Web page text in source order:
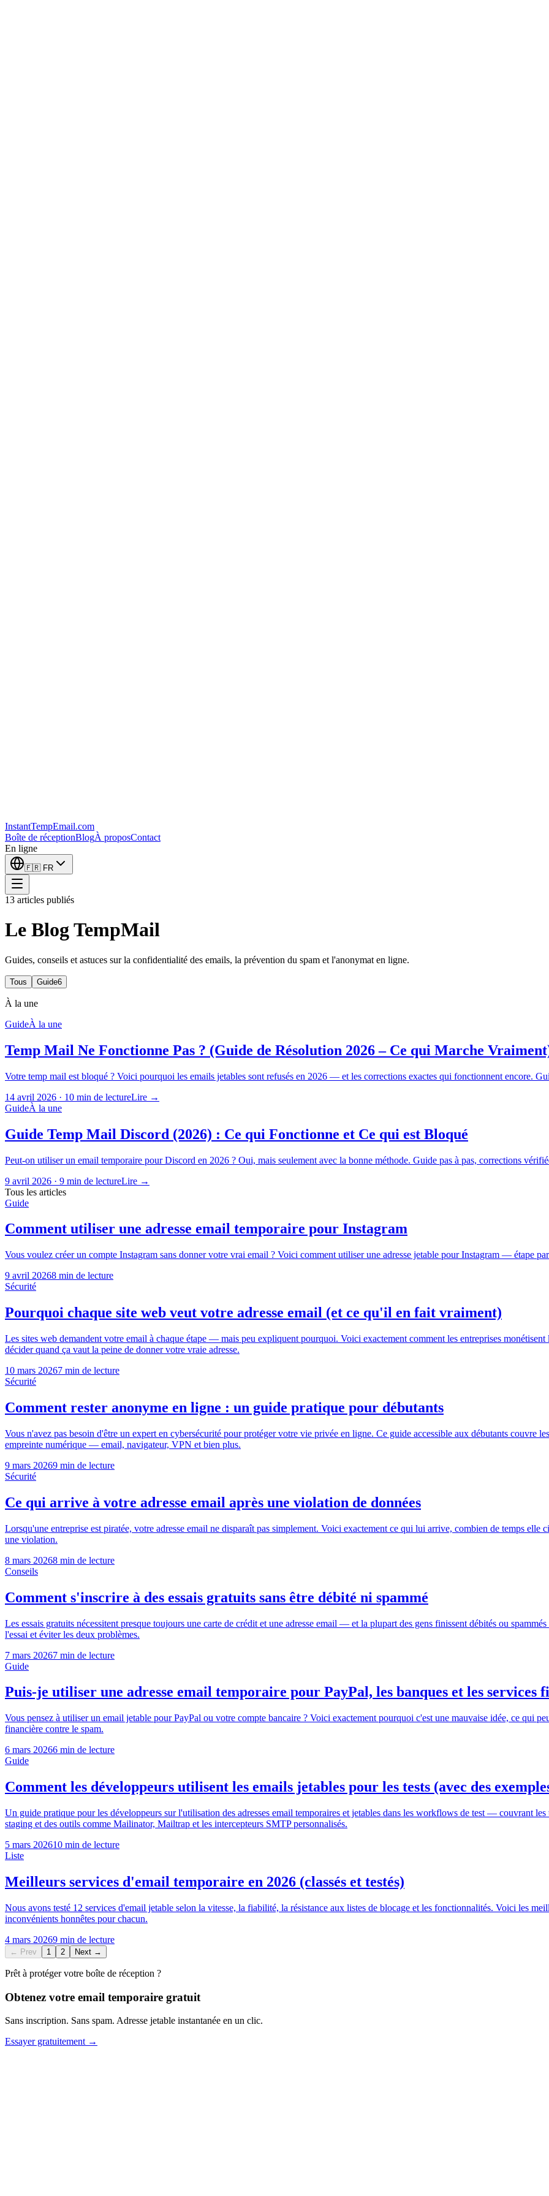
InstantTempEmail.com
Boîte de réceptionBlogÀ proposContact
En ligne
🇫🇷 FR
13 articles publiés
Le Blog TempMail
Guides, conseils et astuces sur la confidentialité des emails, la prévention du spam et l'anonymat en ligne.
Tous Guide6
À la une
GuideÀ la une
Temp Mail Ne Fonctionne Pas ? (Guide de Résolution 2026 – Ce qui Marche
Votre temp mail est bloqué ? Voici pourquoi les emails jetables sont refusés en 2026 — et les corrections exactes qui fonctionnent encore.
14 avril 2026 · 10 min de lectureLire →
GuideÀ la une
Guide Temp Mail Discord (2026) : Ce qui Fonctionne et Ce qui est Bloqué
Peut-on utiliser un email temporaire pour Discord en 2026 ? Oui, mais seulement avec la bonne méthode. Guide pas à pas, corrections
9 avril 2026 · 9 min de lectureLire →
Tous les articles
Guide
Comment utiliser une adresse email temporaire pour Instagram
Vous voulez créer un compte Instagram sans donner votre vrai email ? Voici comment utiliser une adresse jetable pour Instagram — étape
9 avril 20268 min de lecture
Sécurité
Pourquoi chaque site web veut votre adresse email (et ce qu'il en fait vraiment)
Les sites web demandent votre email à chaque étape — mais peu expliquent pourquoi. Voici exactement comment les entreprises monétisent
décider quand ça vaut la peine de donner votre vraie adresse.
10 mars 20267 min de lecture
Sécurité
Comment rester anonyme en ligne : un guide pratique pour débutants
Vous n'avez pas besoin d'être un expert en cybersécurité pour protéger votre vie privée en ligne. Ce guide accessible aux débutants couvre
empreinte numérique — email, navigateur, VPN et bien plus.
9 mars 20269 min de lecture
Sécurité
Ce qui arrive à votre adresse email après une violation de données
Lorsqu'une entreprise est piratée, votre adresse email ne disparaît pas simplement. Voici exactement ce qui lui arrive, combien de temps elle
une violation.
8 mars 20268 min de lecture
Conseils
Comment s'inscrire à des essais gratuits sans être débité ni spammé
Les essais gratuits nécessitent presque toujours une carte de crédit et une adresse email — et la plupart des gens finissent débités ou
l'essai et éviter les deux problèmes.
7 mars 20267 min de lecture
Guide
Puis-je utiliser une adresse email temporaire pour PayPal, les banques et les services
Vous pensez à utiliser un email jetable pour PayPal ou votre compte bancaire ? Voici exactement pourquoi c'est une mauvaise idée, ce qui
financière contre le spam.
6 mars 20266 min de lecture
Guide
Comment les développeurs utilisent les emails jetables pour les tests (avec des
Un guide pratique pour les développeurs sur l'utilisation des adresses email temporaires et jetables dans les workflows de test — couvrant
staging et des outils comme Mailinator, Mailtrap et les intercepteurs SMTP personnalisés.
5 mars 202610 min de lecture
Liste
Meilleurs services d'email temporaire en 2026 (classés et testés)
Nous avons testé 12 services d'email jetable selon la vitesse, la fiabilité, la résistance aux listes de blocage et les fonctionnalités. Voici les
inconvénients honnêtes pour chacun.
4 mars 20269 min de lecture
← Prev 1 2 Next →
Prêt à protéger votre boîte de réception ?
Obtenez votre email temporaire gratuit
Sans inscription. Sans spam. Adresse jetable instantanée en un clic.
Essayer gratuitement →